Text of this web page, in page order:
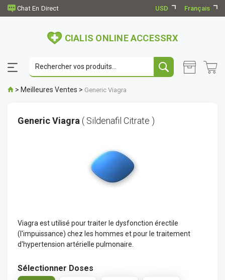
USD Français
CIALIS ONLINE ACCESSRX
> Meilleures Ventes > Generic Viagra
Generic Viagra ( Sildenafil Citrate )
Viagra est utilisé pour traiter le dysfonction érectile
(l'impuissance) chez les hommes et pour le traitement
d'hypertension artérielle pulmonaire.
Sélectionner Doses